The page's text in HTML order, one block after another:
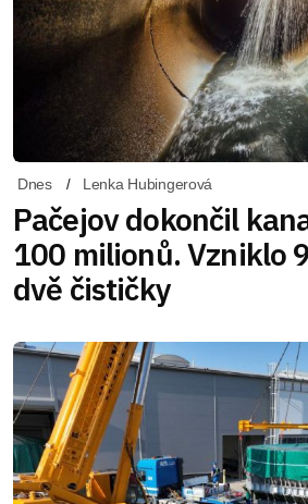
Dnes Lenka Hubingerová
Pačejov dokončil
100 milionů. Vzniklo
dvě čističky